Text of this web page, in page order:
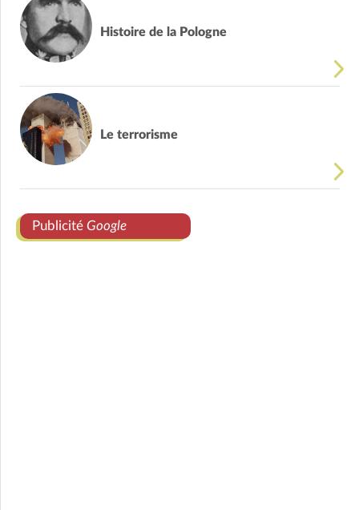
Histoire de la Pologne
Le terrorisme
Publicité Google